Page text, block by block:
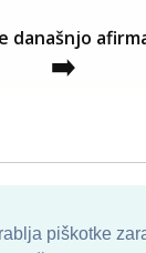
piškotke
današnjo
➡️